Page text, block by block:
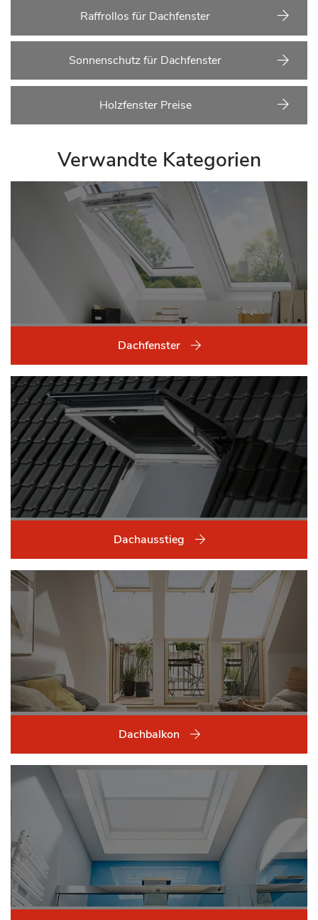
Raffrollos für Dachfenster
Sonnenschutz für Dachfenster
Holzfenster Preise
Verwandte Kategorien
Dachfenster
Dachausstieg
Dachbalkon